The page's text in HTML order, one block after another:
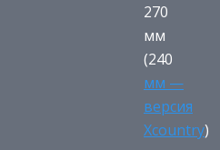
270
мм
(240
мм —
версия
Xcountry)